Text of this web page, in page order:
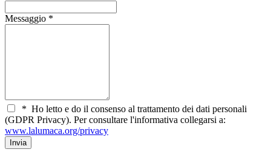
Messaggio *
* Ho letto e do il consenso al trattamento dei dati personali
(GDPR Privacy). Per consultare l'informativa collegarsi a:
www.lalumaca.org/privacy